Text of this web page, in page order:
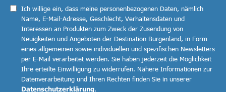
Ich willige ein, dass meine personenbezogenen Daten, nämlich
Name, E-Mail-Adresse, Geschlecht, Verhaltensdaten und
Interessen an Produkten zum Zweck der Zusendung von
Neuigkeiten und Angeboten der Destination Burgenland, in Form
eines allgemeinen sowie individuellen und spezifischen Newsletters
per E-Mail verarbeitet werden. Sie haben jederzeit die Möglichkeit
Ihre erteilte Einwilligung zu widerrufen. Nähere Informationen zur
Datenverarbeitung und Ihren Rechten finden Sie in unserer
Datenschutzerklärung.